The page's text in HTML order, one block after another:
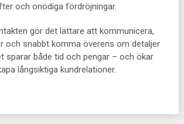
och onödiga fördröjningar.
gör det lättare att kommunicera,
och snabbt komma överens om detaljer
sparar både tid och pengar – och ökar
långsiktiga kundrelationer.